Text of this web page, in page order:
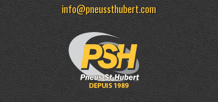
info@pneussthubert.com